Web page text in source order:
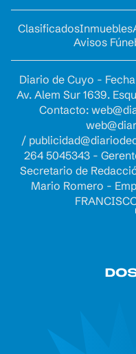
ClasificadosInmuebles
Avisos
Diario de Cuyo -
Av. Alem Sur 1639.
Contacto:
/
264 5045343 -
Secretario de
Mario Romero -